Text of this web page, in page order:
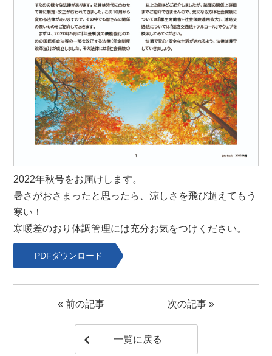
2022年秋号をお届けします。
暑さがおさまったと思ったら、涼しさを飛び超えてもう
寒い！
寒暖差のおり体調管理には充分お気をつけください。
PDFダウンロード
« 前の記事 次の記事 »
一覧に戻る